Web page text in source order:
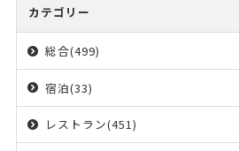
カテゴリー
総合(499)
宿泊(33)
レストラン(451)